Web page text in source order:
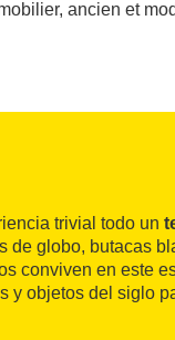
ancien et
trivial todo un
de globo, butacas
conviven en este
y objetos del siglo